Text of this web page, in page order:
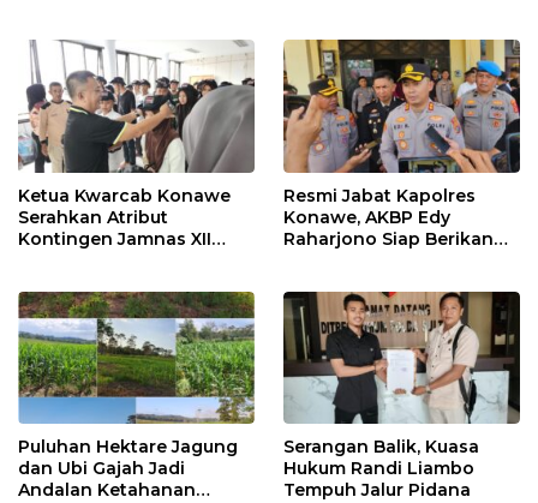
Ketua Kwarcab Konawe
Serahkan Atribut
Kontingen Jamnas XII
Resmi Jabat Kapolres
Konawe, AKBP Edy
Raharjono Siap Berikan
Puluhan Hektare Jagung
dan Ubi Gajah Jadi
Andalan Ketahanan
Serangan Balik, Kuasa
Hukum Randi Liambo
Tempuh Jalur Pidana